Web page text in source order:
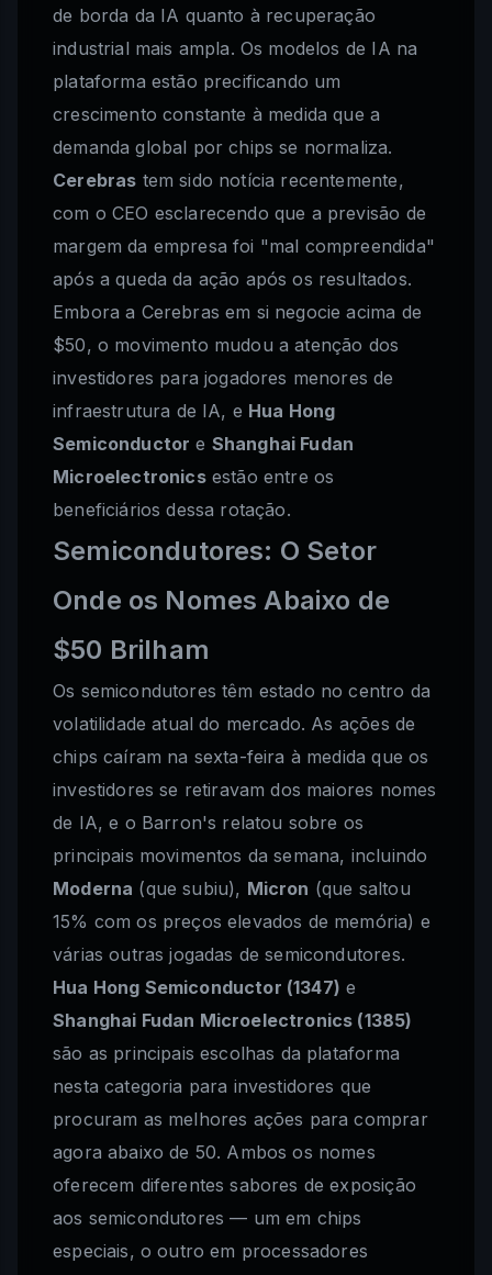
de borda da IA quanto à recuperação
industrial mais ampla. Os modelos de IA na
plataforma estão precificando um
crescimento constante à medida que a
demanda global por chips se normaliza.
Cerebras tem sido notícia recentemente,
com o CEO esclarecendo que a previsão de
margem da empresa foi "mal compreendida"
após a queda da ação após os resultados.
Embora a Cerebras em si negocie acima de
$50, o movimento mudou a atenção dos
investidores para jogadores menores de
infraestrutura de IA, e Hua Hong
Semiconductor e Shanghai Fudan
Microelectronicsestão entre os
beneficiários dessa rotação.
Semicondutores: O Setor
Onde os Nomes Abaixo de
$50 Brilham
Os semicondutores têm estado no centro da
volatilidade atual do mercado. As ações de
chips caíram na sexta-feira à medida que os
investidores se retiravam dos maiores nomes
de IA, e o Barron's relatou sobre os
principais movimentos da semana, incluindo
Moderna (que subiu), Micron (que saltou
15% com os preços elevados de memória) e
várias outras jogadas de semicondutores.
Hua Hong Semiconductor (1347) e
Shanghai Fudan Microelectronics (1385)
são as principais escolhas da plataforma
nesta categoria para investidores que
procuram as melhores ações para comprar
agora abaixo de 50. Ambos os nomes
oferecem diferentes sabores de exposição
aos semicondutores — um em chips
especiais, o outro em processadores